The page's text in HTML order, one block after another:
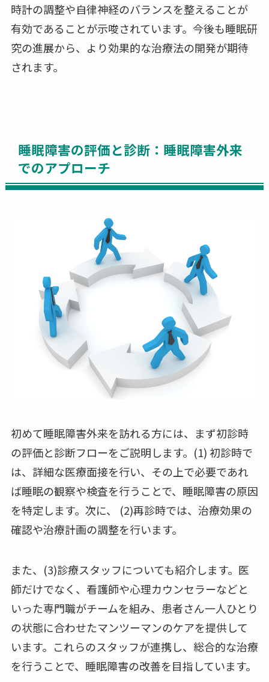
時計の調整や自律神経のバランスを整えることが
有効であることが示唆されています。今後も睡眠研
究の進展から、より効果的な治療法の開発が期待
されます。
睡眠障害の評価と診断：睡眠障害外来
でのアプローチ
初めて睡眠障害外来を訪れる方には、まず初診時
の評価と診断フローをご説明します。(1) 初診時で
は、詳細な医療面接を行い、その上で必要であれ
ば睡眠の観察や検査を行うことで、睡眠障害の原因
を特定します。次に、 (2)再診時では、治療効果の
確認や治療計画の調整を行います。
また、(3)診療スタッフについても紹介します。医
師だけでなく、看護師や心理カウンセラーなどと
いった専門職がチームを組み、患者さん一人ひとり
の状態に合わせたマンツーマンのケアを提供して
います。これらのスタッフが連携し、総合的な治療
を行うことで、睡眠障害の改善を目指しています。